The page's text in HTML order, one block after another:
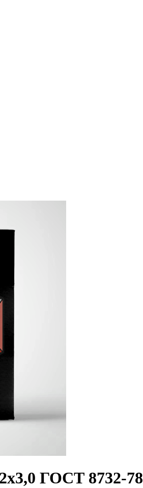
ГОСТ 8732-78